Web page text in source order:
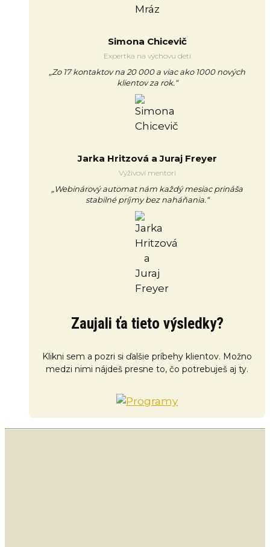
Simona Chicevič
Expertka na výchovu detí
„Zo 17 kontaktov na 20 000 a viac ako 1000 nových
klientov za rok.“
Jarka Hritzová a Juraj Freyer
Výživoví mentori
„Webinárový automat nám každý mesiac prináša
stabilné príjmy bez naháňania.“
Zaujali ťa tieto výsledky?
Klikni sem a pozri si ďalšie príbehy klientov. Možno
medzi nimi nájdeš presne to, čo potrebuješ aj ty.